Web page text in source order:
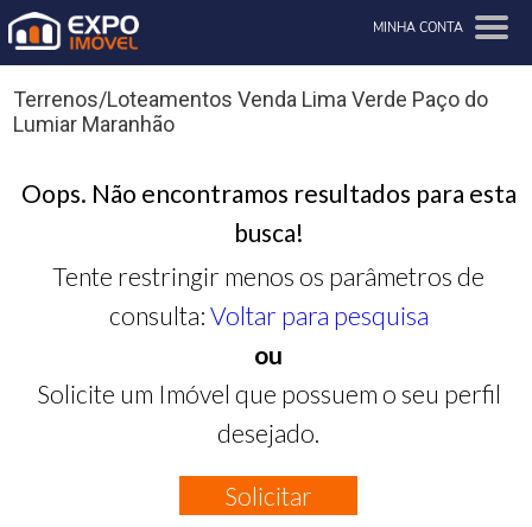
MINHA CONTA
Terrenos/Loteamentos Venda Lima Verde Paço do
Lumiar Maranhão
Oops. Não encontramos resultados para esta
busca!
Tente restringir menos os parâmetros de
consulta: Voltar para pesquisa
ou
Solicite um Imóvel que possuem o seu perfil
desejado.
Solicitar